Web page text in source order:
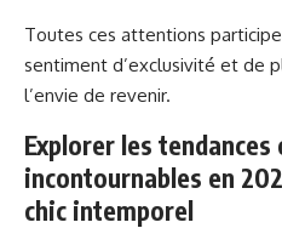
Toutes ces attentions
sentiment d’exclusivité et de
l’envie de revenir.
Explorer les
incontournables en
chic intemporel